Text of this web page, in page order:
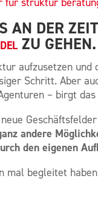
AN DER
ZU GEHEN.
aufzusetzen und
Schritt. Aber
– birgt
andere
den eigenen
mal begleitet